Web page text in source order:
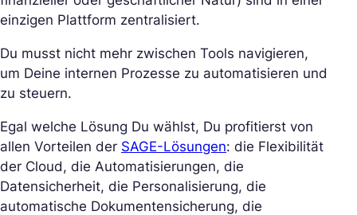
einzigen Plattform zentralisiert.
Du musst nicht mehr zwischen Tools navigieren,
um Deine internen Prozesse zu automatisieren und
zu steuern.
Egal welche Lösung Du wählst, Du profitierst von
allen Vorteilen der SAGE-Lösungen: die Flexibilität
der Cloud, die Automatisierungen, die
Datensicherheit, die Personalisierung, die
automatische Dokumentensicherung, die